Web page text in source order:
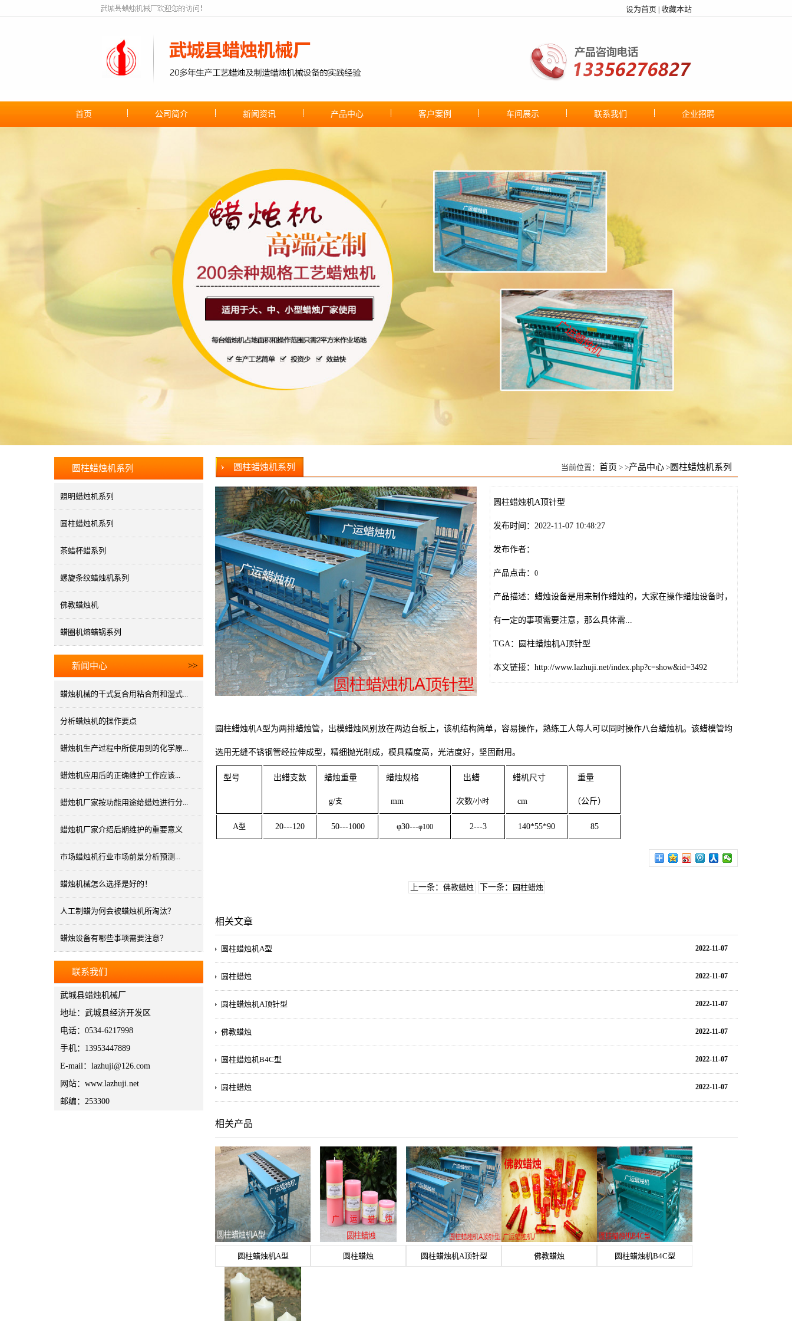
设为首页 收藏本站
首页 公司简介 新闻资讯 产品中心 客户案例 车间展示 联系我们 企业招聘
圆柱蜡烛机系列
照明蜡烛机系列
圆柱蜡烛机系列
茶蜡杯蜡系列
螺旋条纹蜡烛机系列
佛教蜡烛机
蜡圈机熔蜡锅系列
新闻中心 >>
蜡烛机械的干式复合用粘合剂和湿式...
分析蜡烛机的操作要点
蜡烛机生产过程中所使用到的化学原...
蜡烛机应用后的正确维护工作应该...
蜡烛机厂家按功能用途给蜡烛进行分...
蜡烛机厂家介绍后期维护的重要意义
市场蜡烛机行业市场前景分析预测...
蜡烛机械怎么选择是好的！
人工制蜡为何会被蜡烛机所淘汰？
蜡烛设备有哪些事项需要注意？
联系我们
武城县蜡烛机械厂
地址：武城县经济开发区
电话：0534-6217998
手机：13953447889
E-mail：lazhuji@126.com
网站：www.lazhuji.net
邮编：253300
当前位置： 首页 > >产品中心 > 圆柱蜡烛机系列
圆柱蜡烛机系列
圆柱蜡烛机A顶针型
发布时间：2022-11-07 10:48:27
发布作者：
产品点击：0
产品描述：蜡烛设备是用来制作蜡烛的，大家在操作蜡烛设备时，
有一定的事项需要注意，那么具体需...
TGA：圆柱蜡烛机A顶针型
本文链接：http://www.lazhuji.net/index.php?c=show&id=3492
圆柱蜡烛机A型为两排蜡烛管，出模蜡烛风别放在两边台板上，该机结构简单，容易操作，熟练工人每人可以同时操作八台蜡烛机。该蜡模管均
选用无缝不锈钢管经拉伸成型，精细抛光制成，模具精度高，光洁度好，坚固耐用。
型号 出蜡支数 蜡烛重量
g/支
蜡烛规格
mm
出蜡
次数/小时
蜡机尺寸
cm
重量
（公斤）
A型 20---120 50---1000 φ30---φ100 2---3 140*55*90 85
上一条： 佛教蜡烛 下一条： 圆柱蜡烛
相关文章
2022-11-07
圆柱蜡烛机A型
2022-11-07
圆柱蜡烛
2022-11-07
圆柱蜡烛机A顶针型
2022-11-07
佛教蜡烛
2022-11-07
圆柱蜡烛机B4C型
2022-11-07
圆柱蜡烛
相关产品
圆柱蜡烛机A型 圆柱蜡烛 圆柱蜡烛机A顶针型 佛教蜡烛 圆柱蜡烛机B4C型